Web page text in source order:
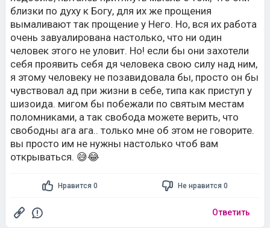
близки по духу к Богу, для их же прощения
вымаливают так прощение у Него. Но, вся их работа
очень завуалирована настолько, что ни один
человек этого не уловит. Но! если бы они захотели
себя проявить себя дя человека свою силу над ним,
я этому человеку не позавидовала бы, просто он бы
чувствовал ад при жизни в себе, типа как приступ у
шизоида. мигом бы побежали по святым местам
поломниками, а так свобода можете верить, что
свободны ага ага.. только мне об этом не говорите.
вы просто им не нужны настолько чтоб вам
открываться. 😅😂
Нравится 0 Не нравится 0
Ответить